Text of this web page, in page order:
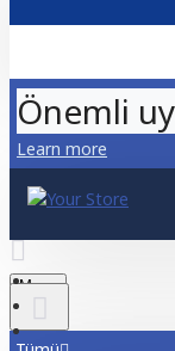
Önemli
Learn more
Menu